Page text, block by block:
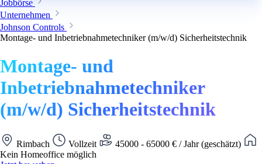
Jobbörse
Unternehmen
Johnson Controls
Montage- und Inbetriebnahmetechniker (m/w/d) Sicherheitstechnik
Montage- und
Inbetriebnahmetechniker
(m/w/d) Sicherheitstechnik
Rimbach Vollzeit
45000 - 65000 € / Jahr (geschätzt)
Kein Homeoffice möglich